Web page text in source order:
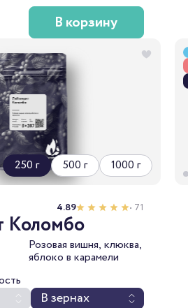
В корзину
250 г 500 г 1000 г
4.89 • 71
Коломбо
Розовая вишня, клюква,
яблоко в карамели
В зернах